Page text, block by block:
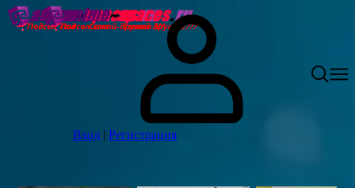
Вход | Регистрация